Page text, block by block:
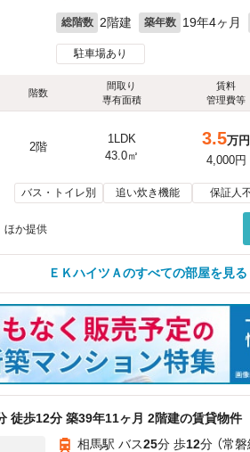
総階数 2階建 築年数 19年4ヶ月
駐車場あり
階数
間取り
専有面積
賃料
管理費等
2階
1LDK
43.0㎡
3.5万円
4,000円
バス・トイレ別 追い炊き機能 保証人
ほか提供
ＥＫハイツＡのすべての部屋を見る
徒歩12分 築39年11ヶ月 2階建の賃貸物件
相馬駅 バス25分 歩12分 （常磐